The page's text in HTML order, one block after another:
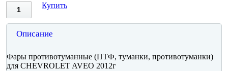
Купить
Описание
Фары противотуманные (ПТФ, туманки, противотуманки)
для CHEVROLET AVEO 2012г